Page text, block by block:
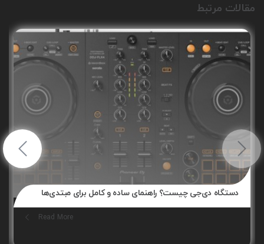
مقالات مرتبط
دستگاه دی‌جی چیست؟ راهنمای ساده و کامل برای مبتدی‌ها
Read More